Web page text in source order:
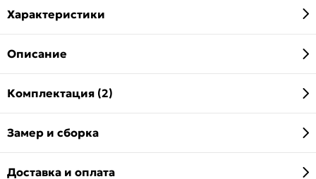
Характеристики
Описание
Комплектация (2)
Замер и сборка
Доставка и оплата